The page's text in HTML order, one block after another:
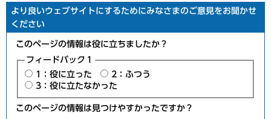
より良いウェブサイトにするためにみなさまのご意見をお聞かせ
ください
このページの情報は役に立ちましたか？
フィードバック１
1：役に立った
2：ふつう
3：役に立たなかった
このページの情報は見つけやすかったですか？